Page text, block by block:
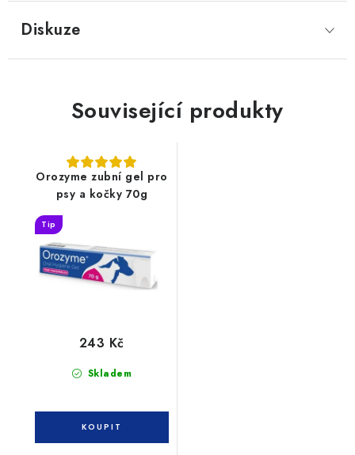
Diskuze
Související produkty
Orozyme zubní gel pro
psy a kočky 70g
Tip
Skladem
243 Kč